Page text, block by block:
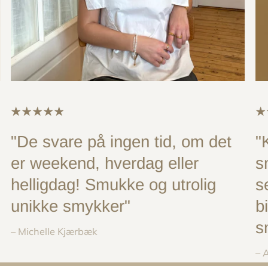
"De svare på ingen tid, om det
er weekend, hverdag eller
helligdag! Smukke og utrolig
unikke smykker"
– Michelle Kjærbæk
–